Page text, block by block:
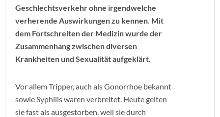
Geschlechtsverkehr ohne irgendwelche
verherende Auswirkungen zu kennen. Mit
dem Fortschreiten der Medizin wurde der
Zusammenhang zwischen diversen
Krankheiten und Sexualität aufgeklärt.
Vor allem Tripper, auch als Gonorrhoe bekannt
sowie Syphilis waren verbreitet. Heute gelten
sie fast als ausgestorben, weil sie durch